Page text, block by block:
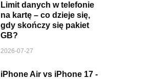
Limit danych w telefonie
na kartę – co dzieje się,
gdy skończy się pakiet
GB?
2026-07-27
iPhone Air vs iPhone 17 -